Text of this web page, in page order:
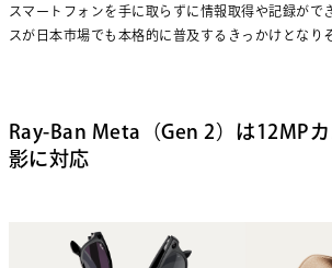
スマートフォンを手に取らずに情報取得や記録がで
スが日本市場でも本格的に普及するきっかけとなり
Ray-Ban Meta（Gen 2）は12MP
影に対応